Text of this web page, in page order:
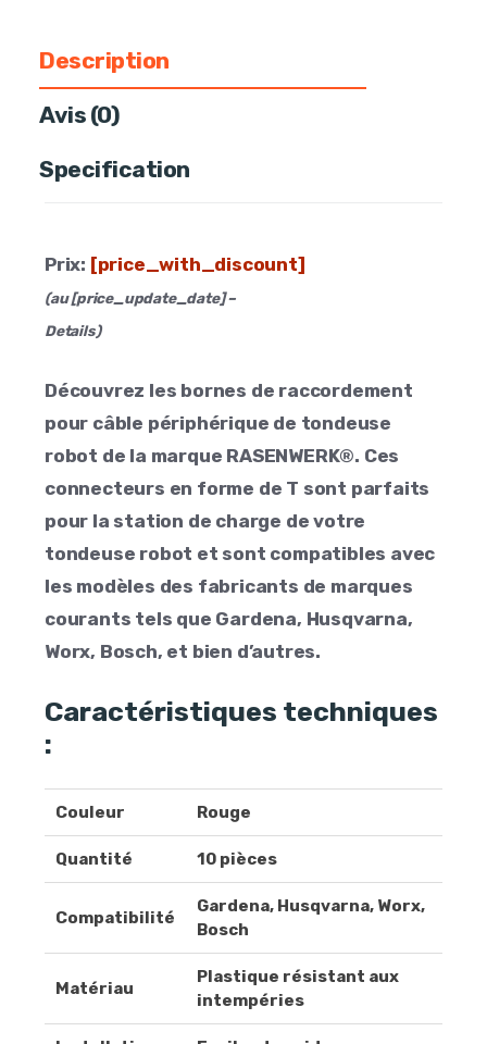
Description
Avis (0)
Specification
Prix: [price_with_discount]
(au [price_update_date] –
Details)
Découvrez les bornes de raccordement
pour câble périphérique de tondeuse
robot de la marque RASENWERK®. Ces
connecteurs en forme de T sont parfaits
pour la station de charge de votre
tondeuse robot et sont compatibles avec
les modèles des fabricants de marques
courants tels que Gardena, Husqvarna,
Worx, Bosch, et bien d’autres.
Caractéristiques techniques
:
Couleur Rouge
Quantité 10 pièces
Compatibilité
Gardena, Husqvarna, Worx,
Bosch
Matériau
Plastique résistant aux
intempéries